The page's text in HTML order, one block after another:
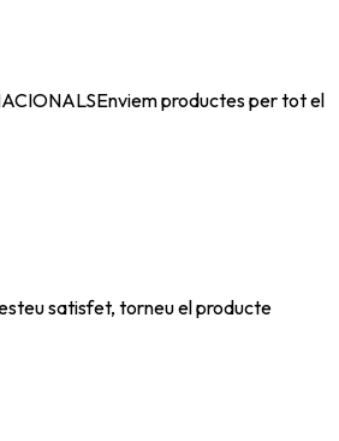
Enviem productes per tot el
satisfet, torneu el producte